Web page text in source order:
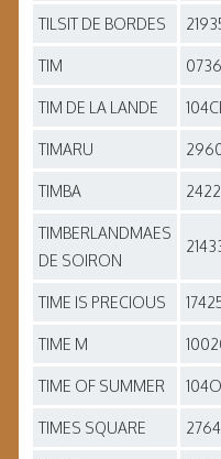
TILSIT DE BORDES
TIM
TIM DE LA LANDE
TIMARU
TIMBA
TIMBERLANDMAES
DE SOIRON
TIME IS PRECIOUS
TIME M
TIME OF SUMMER
TIMES SQUARE